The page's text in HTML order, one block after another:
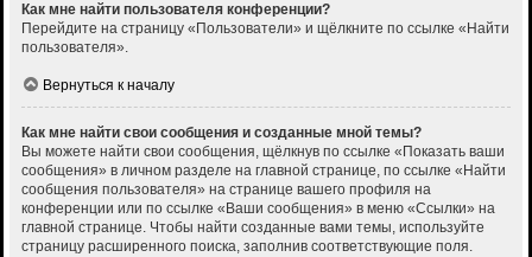
Как мне найти пользователя конференции?
Перейдите на страницу «Пользователи» и щёлкните по ссылке «Найти
пользователя».
Вернуться к началу
Как мне найти свои сообщения и созданные мной темы?
Вы можете найти свои сообщения, щёлкнув по ссылке «Показать ваши
сообщения» в личном разделе на главной странице, по ссылке «Найти
сообщения пользователя» на странице вашего профиля на
конференции или по ссылке «Ваши сообщения» в меню «Ссылки» на
главной странице. Чтобы найти созданные вами темы, используйте
страницу расширенного поиска, заполнив соответствующие поля.